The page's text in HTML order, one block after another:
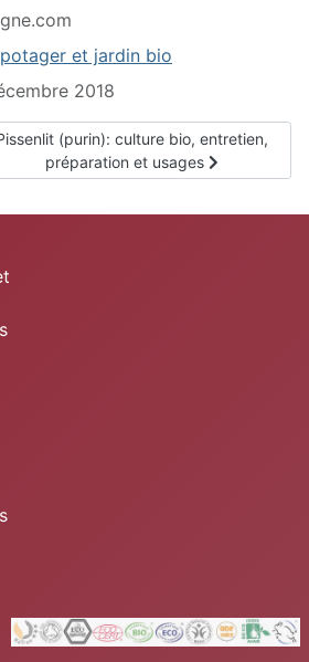
et jardin bio
2018
insecticides
suivant : Pissenlit (purin): culture
(purin): culture bio, entretien,
préparation et usages